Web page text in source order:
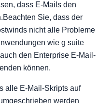
dass E-Mails den
Sie, dass der
nicht alle Probleme
wie g suite
den Enterprise E-Mail-
können.
alle E-Mail-Skripts auf
werden